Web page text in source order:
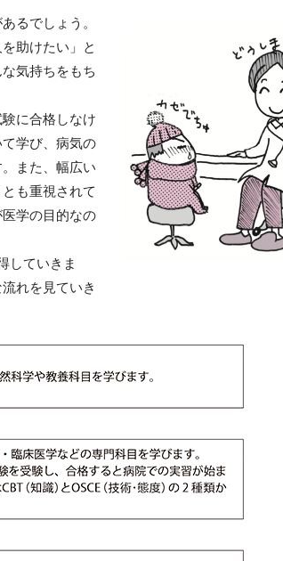
るでしょう。
助けたい」と
気持ちをもち
に合格しなけ
学び、病気の
また、幅広い
も重視されて
学の目的なの
していきま
れを見ていき